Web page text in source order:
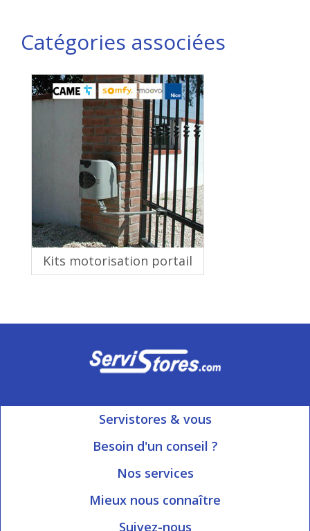
Catégories associées
Kits motorisation portail
Servistores & vous
Mon compte
Besoin d'un conseil ?
Ouvert du Lundi au Vendredi
Nos services
Informations livraison
Blog Servistores
Mieux nous connaître
Qui sommes-nous?
Suivez-nous